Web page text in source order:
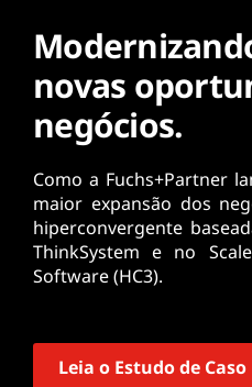
novas
negócios.
Como a Fuchs+Partner
maior expansão dos
hiperconvergente
ThinkSystem e no
Software (HC3).
Leia o Estudo de Caso